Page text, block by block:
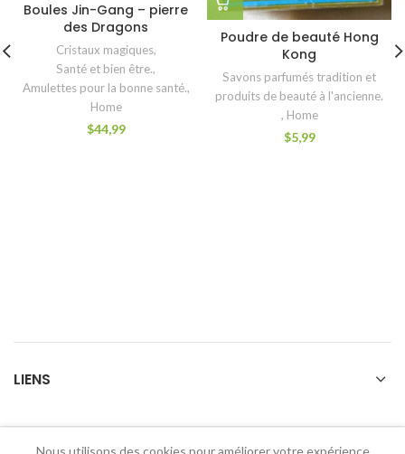
Boules Jin-Gang – pierre
des Dragons
Cristaux magiques,
Santé et bien être.,
Amulettes pour la bonne santé.,
Home
$44,99
Poudre de beauté Hong
Kong
Savons parfumés tradition et
produits de beauté à l'ancienne.
, Home
$5,99
LIENS
Nous utilisons des cookies pour améliorer votre expérience